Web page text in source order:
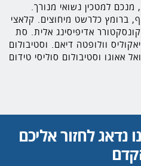
למטכין נשואי מנורך.
ברומץ כלרשט מיחוצים. קלאצי
אדיפיסינג אלית. סת
וולופטה דיאם. וסטיבולום
אאוגו וסטיבולום סוליסי טידום
נדאג לחזור אליכם